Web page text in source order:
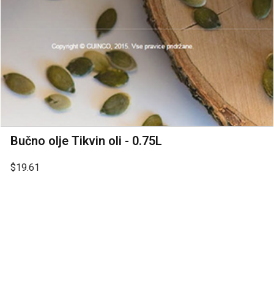
Bučno olje Tikvin oli - 0.75L
$19.61